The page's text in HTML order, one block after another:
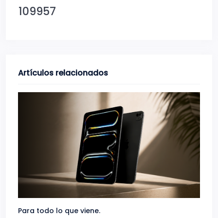
109957
Artículos relacionados
Para todo lo que viene.